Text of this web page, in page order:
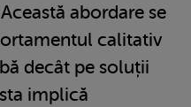
abordare se
calitativ
decât pe soluții
implică